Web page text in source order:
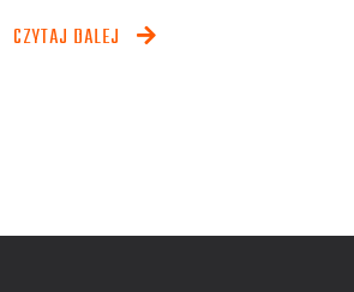
CZYTAJ DALEJ